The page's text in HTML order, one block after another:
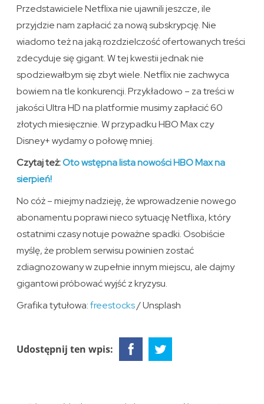
Przedstawiciele Netflixa nie ujawnili jeszcze, ile
przyjdzie nam zapłacić za nową subskrypcję. Nie
wiadomo też na jaką rozdzielczość ofertowanych treści
zdecyduje się gigant. W tej kwestii jednak nie
spodziewałbym się zbyt wiele. Netflix nie zachwyca
bowiem na tle konkurencji. Przykładowo – za treści w
jakości Ultra HD na platformie musimy zapłacić 60
złotych miesięcznie. W przypadku HBO Max czy
Disney+ wydamy o połowę mniej.
Czytaj też:Oto wstępna lista nowości HBO Max na
sierpień!
No cóż – miejmy nadzieję, że wprowadzenie nowego
abonamentu poprawi nieco sytuację Netflixa, który
ostatnimi czasy notuje poważne spadki. Osobiście
myślę, że problem serwisu powinien zostać
zdiagnozowany w zupełnie innym miejscu, ale dajmy
gigantowi próbować wyjść z kryzysu.
Grafika tytułowa:freestocks/ Unsplash
Udostępnij ten wpis: